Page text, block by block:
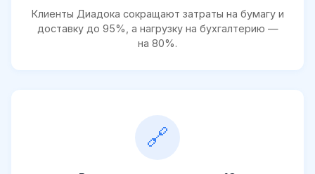
Клиенты Диадока сокращают затраты на бумагу и
доставку до 95%, а нагрузку на бухгалтерию —
на 80%.
🔗